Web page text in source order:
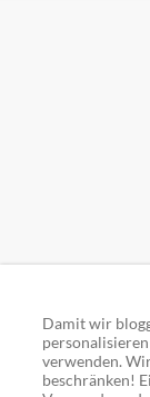
Damit wir
verwenden.
beschränken!